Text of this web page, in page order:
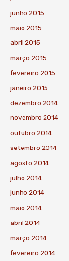
junho 2015
maio 2015
abril 2015
março 2015
fevereiro 2015
janeiro 2015
dezembro 2014
novembro 2014
outubro 2014
setembro 2014
agosto 2014
julho 2014
junho 2014
maio 2014
abril 2014
março 2014
fevereiro 2014